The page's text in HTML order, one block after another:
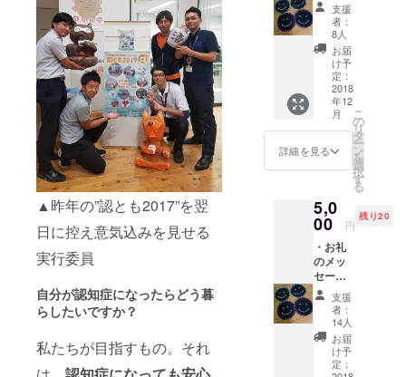
▲昨年の”認とも2017”を翌
日に控え意気込みを見せる
実行委員
自分が認知症になったらどう暮
らしたいですか？
私たちが目指すもの。それ
告書を
お送り
いたし
ます。
かいご
支援に
対する
お礼の
メッ
セージ
をお送
りしま
す。 ・
イベン
ト実施
報告
とも
2018で
の啓発
の様子
につい
て記載
した報
告書を
お送り
いたし
ます。
・オレ
支援
者：
8人
お届
け予
定：
2018
年12
月
詳細を見る
こ
の
リ
タ
ー
ン
を
選
択
す
る
5,0
00 円
残り20
・お礼
のメッ
セー
ジ：温
かいご
支援に
対する
お礼の
メッ
支援
者：
14人
お届
け予
定：